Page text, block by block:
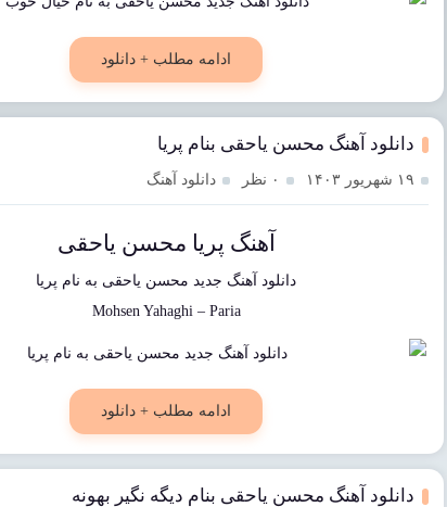
ادامه مطلب + دانلود
دانلود آهنگ محسن یاحقی بنام پریا
۱۹ شهریور ۱۴۰۳ ۰ نظر دانلود آهنگ
آهنگ پریا محسن یاحقی
دانلود آهنگ جدید محسن یاحقی به نام پریا
Mohsen Yahaghi – Paria
ادامه مطلب + دانلود
دانلود آهنگ محسن یاحقی بنام دیگه نگیر بهونه